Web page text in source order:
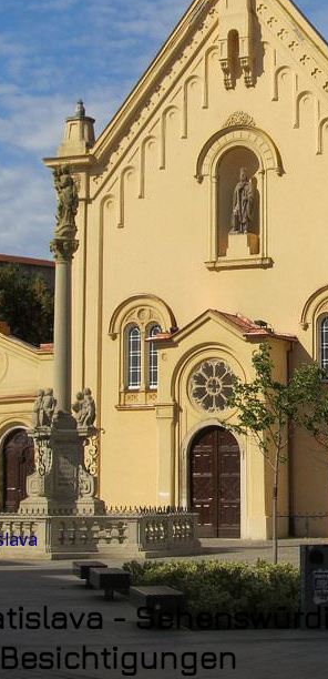
-
Besichtigungen